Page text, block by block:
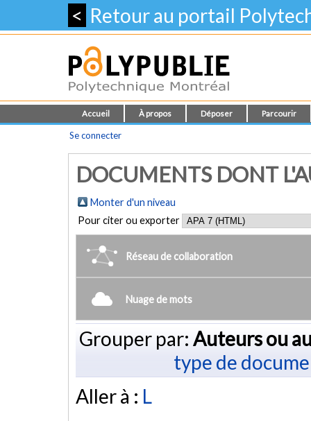
< Retour au portail
Accueil À propos Déposer Parcourir
Se connecter
DOCUMENTS DONT
Monter d'un niveau
Pour citer ou exporter
Réseau de collaboration
Nuage de mots
Grouper par: Auteurs ou
type de
Aller à : L